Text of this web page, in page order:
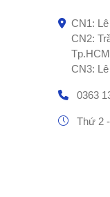
CN1:
CN2:
Tp.HCM
CN3:
0363
Thứ 2